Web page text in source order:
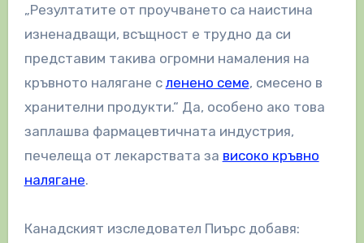
„Резултатите от проучването са наистина
изненадващи, всъщност е трудно да си
представим такива огромни намаления на
кръвното налягане с ленено семе, смесено в
хранителни продукти.“ Да, особено ако това
заплашва фармацевтичната индустрия,
печелеща от лекарствата за високо кръвно
налягане.
Канадският изследовател Пиърс добавя: